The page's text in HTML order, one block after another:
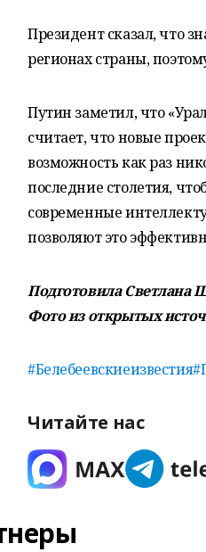
Президент сказал, что
регионах страны,
Путин заметил, что
считает, что новые
возможность как раз
последние столетия,
современные
позволяют это
Подготовила Светлана
Фото из открытых
#Белебеевскиеизвестия
Читайте нас